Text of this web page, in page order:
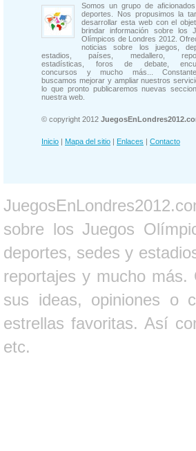
Somos un grupo de
deportes. Nos propusimos la
desarrollar esta web con el
brindar información sobre los
Olímpicos de Londres 2012.
noticias sobre los juegos,
estadios, países, medallero,
estadísticas, foros de debate,
concursos y mucho más...
buscamos mejorar y ampliar nuestros
lo que pronto publicaremos nuevas
nuestra web.
© copyright 2012
Inicio | Mapa del sitio | Enlaces | Contacto
sobre los Juegos
deportes, sedes y
reportajes y mucho más.
sus ideas, opiniones o
estrellas favoritas. Así
etc.